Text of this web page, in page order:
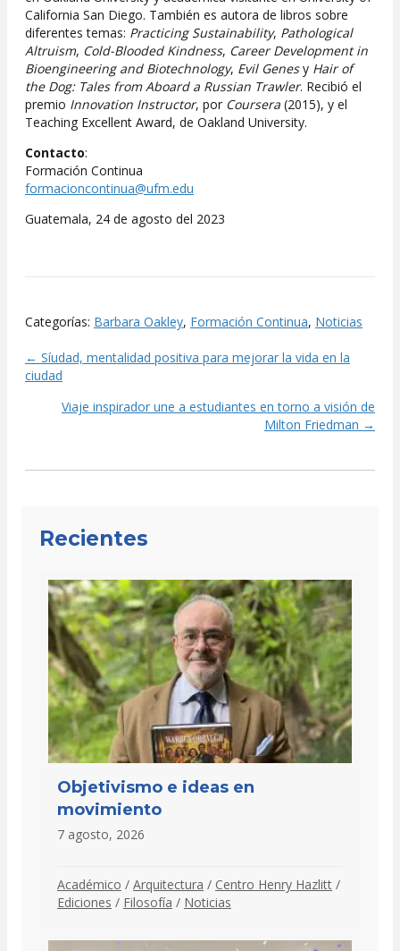
California San Diego. También es autora de libros sobre
diferentes temas: Practicing Sustainability, Pathological
Altruism, Cold-Blooded Kindness, Career Development in
Bioengineering and Biotechnology, Evil Genesy Hair of
the Dog: Tales from Aboard a Russian Trawler. Recibió el
premio Innovation Instructor, por Coursera (2015), y el
Teaching Excellent Award, de Oakland University.
Contacto:
Formación Continua
formacioncontinua@ufm.edu
Guatemala, 24 de agosto del 2023
Categorías: Barbara Oakley, Formación Continua, Noticias
Posts
navigation
← Síudad, mentalidad positiva para mejorar la vida en la
ciudad
Viaje inspirador une a estudiantes en torno a visión de
Milton Friedman →
Recientes
Objetivismo e ideas en
movimiento
7 agosto, 2026
Académico / Arquitectura / Centro Henry Hazlitt /
Ediciones / Filosofía / Noticias